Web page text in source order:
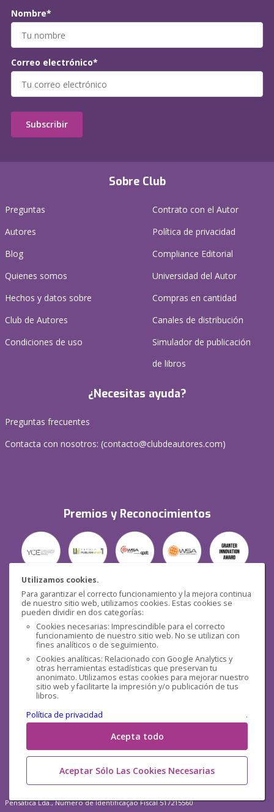
Utilizamos cookies.
Para garantizar el correcto funcionamiento y la mejora continua
de nuestro sitio web, utilizamos cookies. Estas cookies se
pueden dividir en dos categorías:
Cookies necesarias: Imprescindible para el correcto
funcionamiento de nuestro sitio web. No se utilizan con
fines analíticos o de seguimiento.
Cookies analíticas: Relacionado con Google Analytics y
otras herramientas estadísticas que preservan tu
anonimato. Utilizamos estas cookies para mejorar nuestro
sitio web y facilitarte la impresión y/o publicación de tus
libros.
Política de privacidad
.
Acepta todo
Aceptar Sólo Las Cookies Necesarias
Sobre Club
Preguntas
Autores
Blog
Quienes somos
Hechos y datos sobre
Club de Autores
Condiciones de uso
Contrato con el Autor
Política de privacidad
Compliance Editorial
Universidad del Autor
Compras en cantidad
Canales de distribución
Simulador de publicación
de libros
¿Necesitas ayuda?
Preguntas frecuentes
Contacta con nosotros: (contacto@clubdeautores.com)
Premios y Reconocimientos
Seguridad
Redes sociales
Nombre*
Correo electrónico*
Subscribir
Pensática Lda., Número de Identificação Fiscal 517215560